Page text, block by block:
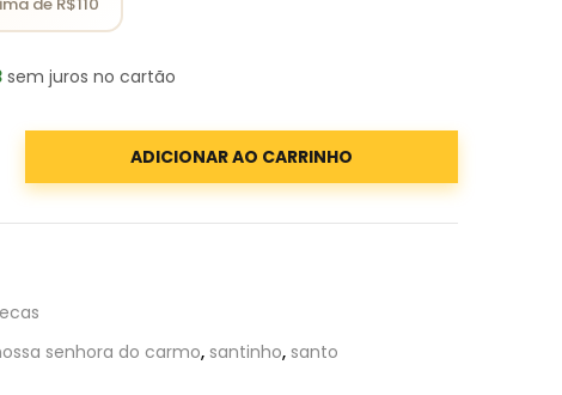
sem juros no cartão
ADICIONAR AO CARRINHO
senhora do carmo, santinho, santo